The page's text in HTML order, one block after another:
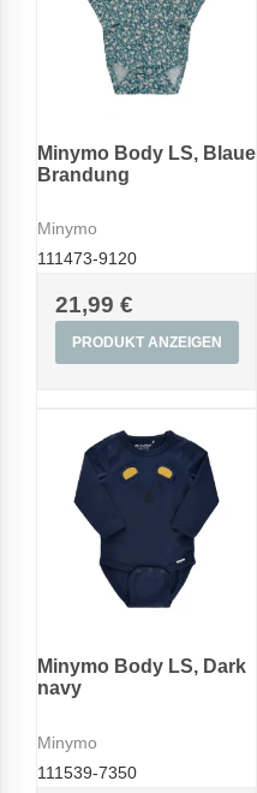
Minymo Body LS, Blaue
Brandung
Minymo
111473-9120
21,99 €
PRODUKT ANZEIGEN
Minymo Body LS, Dark
navy
Minymo
111539-7350